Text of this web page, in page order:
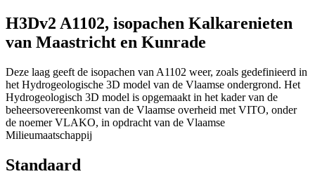
H3Dv2 A1102, isopachen Kalkarenieten
van Maastricht en Kunrade
Deze laag geeft de isopachen van A1102 weer, zoals gedefinieerd in
het Hydrogeologische 3D model van de Vlaamse ondergrond. Het
Hydrogeologisch 3D model is opgemaakt in het kader van de
beheersovereenkomst van de Vlaamse overheid met VITO, onder
de noemer VLAKO, in opdracht van de Vlaamse
Milieumaatschappij
Standaard